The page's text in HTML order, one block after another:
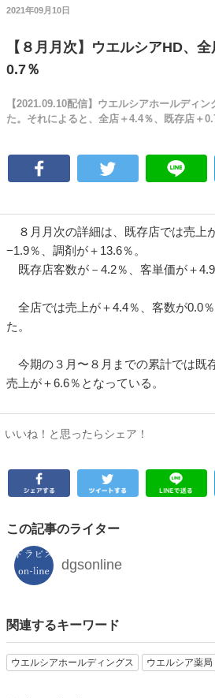
2021年09月10日
【８月月次】ウエルシアHD、
0.7％
【2021.09.10配信】ウエルシアホールディ
た。それによると、全店＋4.4％、既存店＋
８月月次の詳細は、既存店では売上
−1.9％、調剤が＋13.6％。
既存店客数が－4.2％、客単価が＋4.9
全店では売上が＋4.4％、客数が0.0
た。
今期の３月〜８月までの累計では既
売上が＋6.6％となっている。
いいね！と思ったらシェア！
この記事のライター
dgsonline
関連するキーワード
ウエルシアホールディングス ウエルシア薬局